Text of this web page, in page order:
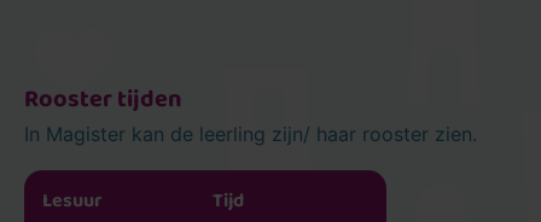
Rooster tijden
In Magister kan de leerling zijn/ haar rooster zien.
Lesuur Tijd